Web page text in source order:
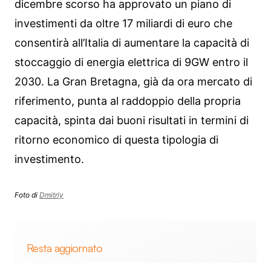
dicembre scorso ha approvato un piano di
investimenti da oltre 17 miliardi di euro che
consentirà all’Italia di aumentare la capacità di
stoccaggio di energia elettrica di 9GW entro il
2030. La Gran Bretagna, già da ora mercato di
riferimento, punta al raddoppio della propria
capacità, spinta dai buoni risultati in termini di
ritorno economico di questa tipologia di
investimento.
Foto di Dmitriy
Resta aggiornato